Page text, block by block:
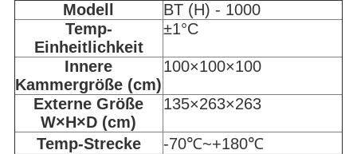
Modell
BT (H) - 1000
Temp-
Einheitlichkeit
±1°C
Innere
Kammergröße (cm)
100×100×100
Externe Größe
W×H×D (cm)
135×263×263
Temp-Strecke
-70℃~+180℃